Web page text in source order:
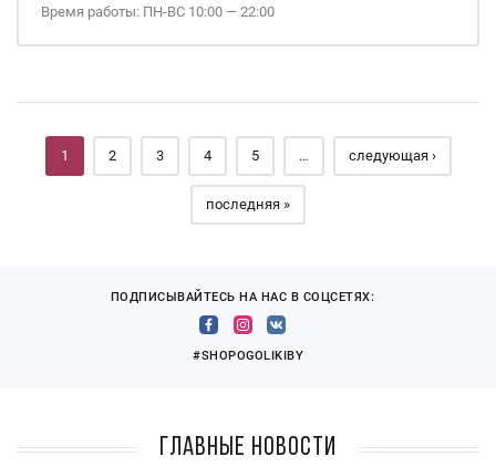
Время работы: ПН-ВС 10:00 — 22:00
Страницы
1 2 3 4 5 … следующая ›
последняя »
ПОДПИСЫВАЙТЕСЬ НА НАС В СОЦСЕТЯХ:
#SHOPOGOLIKIBY
Главные новости